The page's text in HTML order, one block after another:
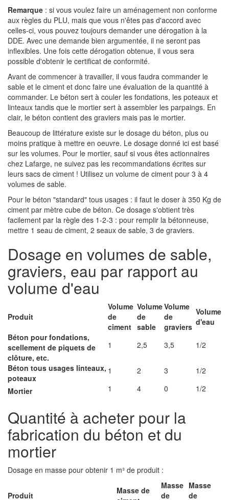
Remarque : si vous voulez faire un aménagement non conforme
aux règles du PLU, mais que vous n'êtes pas d'accord avec
celles-ci, vous pouvez toujours demander une dérogation à la
DDE. Avec une demande bien argumentée, il ne seront pas
inflexibles. Une fois cette dérogation obtenue, il vous sera
possible d'obtenir le certificat de conformité.
Avant de commencer à travailler, il vous faudra commander le
sable et le ciment et donc faire une évaluation de la quantité à
commander. Le béton sert à couler les fondations, les poteaux et
linteaux tandis que le mortier sert à assembler les parpaings. En
clair, le béton contient des graviers mais pas le mortier.
Beaucoup de littérature existe sur le dosage du béton, plus ou
moins pratique à mettre en oeuvre. Le dosage donné ici est basé
sur les volumes. Pour le mortier, sauf si vous êtes actionnaires
chez Lafarge, ne suivez pas les recommandations écrites sur
leurs sacs de ciment ! Utilisez un volume de ciment pour 3 à 4
volumes de sable.
Pour le béton "standard" tous usages : il faut le doser à 350 Kg de
ciment par mètre cube de béton. Ce dosage s'obtient très
facilement par la règle des 1-2-3 : pour remplir la bétonneuse,
mettre 1 seau de ciment, 2 seaux de sable, 3 de graviers.
Dosage en volumes de sable,
graviers, eau par rapport au
volume d'eau
Produit
Volume
de
ciment
Volume
de
sable
Volume
de
graviers
Volume
d'eau
Béton pour fondations,
scellement de piquets de
clôture, etc.
1 2,5 3,5 1/2
Béton tous usages linteaux,
poteaux
1 2 3
1/2
Mortier
1 4 0 1/2
Quantité à acheter pour la
fabrication du béton et du
mortier
Dosage en masse pour obtenir 1 m³ de produit :
Produit
Masse de
Masse
de
Masse
de